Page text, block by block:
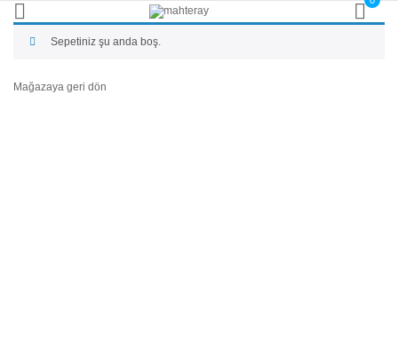
Sepetiniz şu anda boş.
Mağazaya geri dön